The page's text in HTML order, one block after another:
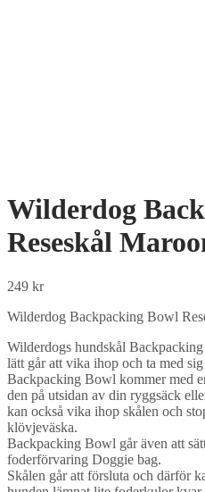
Wilderdog
Reseskål
249 kr
Wilderdog Backpacking Bowl
Wilderdogs hundskål
lätt går att vika ihop och ta med
Backpacking Bowl kommer med
den på utsidan av din ryggsäck
kan också vika ihop skålen och
klövjeväska.
Backpacking Bowl går även att
foderförvaring Doggie bag.
Skålen går att försluta och därför